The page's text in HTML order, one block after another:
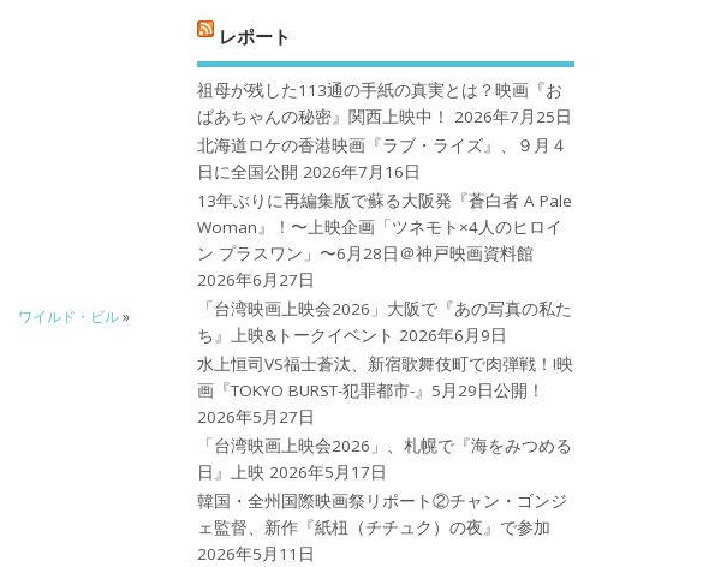
ワイルド・ビル»
レポート
祖母が残した113通の手紙の真実とは？映画『お
ばあちゃんの秘密』関西上映中！
2026年7月25日
北海道ロケの香港映画『ラブ・ライズ』、９月４
日に全国公開 2026年7月16日
13年ぶりに再編集版で蘇る大阪発『蒼白者 A Pale
Woman』！〜上映企画「ツネモト×4人のヒロイ
ン プラスワン」〜6月28日＠神戸映画資料館
2026年6月27日
「台湾映画上映会2026」大阪で『あの写真の私た
ち』上映&トークイベント 2026年6月9日
水上恒司VS福士蒼汰、新宿歌舞伎町で肉弾戦！!映
画『TOKYO BURST-犯罪都市-』5月29日公開！
2026年5月27日
「台湾映画上映会2026」、札幌で『海をみつめる
日』上映 2026年5月17日
韓国・全州国際映画祭リポート②チャン・ゴンジ
ェ監督、新作『紙杻（チチュク）の夜』で参加
2026年5月11日